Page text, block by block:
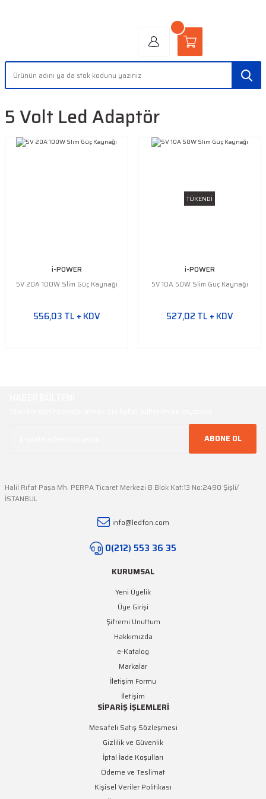
5 Volt Led Adaptör
i-POWER
5V 20A 100W Slim Güç Kaynağı
556,03 TL + KDV
TÜKENDİ
i-POWER
5V 10A 50W Slim Güç Kaynağı
527,02 TL + KDV
ABONE OL
Halil Rıfat Paşa Mh. PERPA Ticaret Merkezi B Blok Kat:13 No:2490 Şişli/
İSTANBUL
info@ledfon.com
0(212) 553 36 35
KURUMSAL
Yeni Üyelik
Üye Girişi
Şifremi Unuttum
Hakkımızda
e-Katalog
Markalar
İletişim Formu
İletişim
SİPARİŞ İŞLEMLERİ
Mesafeli Satış Sözleşmesi
Gizlilik ve Güvenlik
İptal İade Koşulları
Ödeme ve Teslimat
Kişisel Veriler Politikası